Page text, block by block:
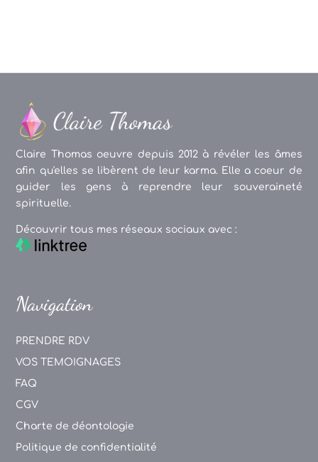
Claire Thomas oeuvre depuis 2012 à révéler les âmes
afin qu'elles se libèrent de leur karma. Elle a coeur de
guider les gens à reprendre leur souveraineté
spirituelle.
Découvrir tous mes réseaux sociaux avec :
Navigation
PRENDRE RDV
VOS TEMOIGNAGES
FAQ
CGV
Charte de déontologie
Politique de confidentialité